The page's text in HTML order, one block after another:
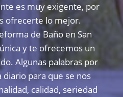
es muy exigente, por
ofrecerte lo mejor.
de Baño en San
y te ofrecemos un
Algunas palabras por
diario para que se nos
calidad, seriedad